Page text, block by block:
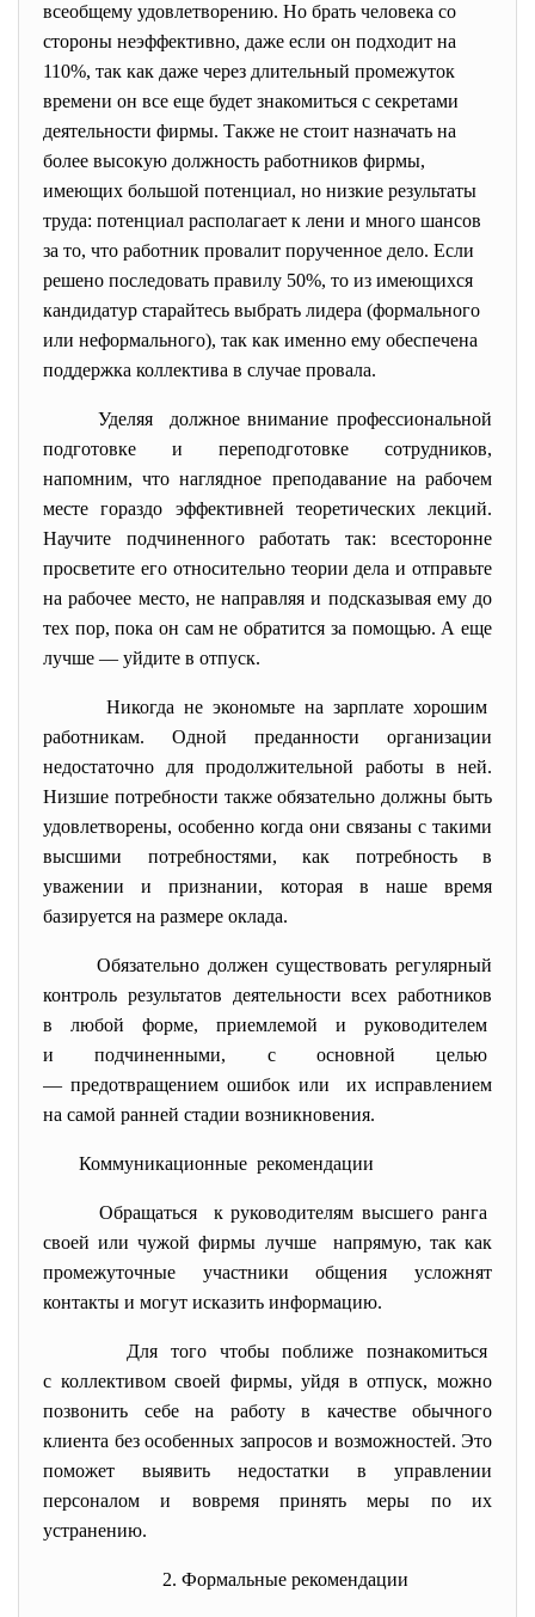
всеобщему удовлетворению. Но брать человека со
стороны неэффективно, даже если он подходит на
110%, так как даже через длительный промежуток
времени он все еще будет знакомиться с секретами
деятельности фирмы. Также не стоит назначать на
более высокую должность работников фирмы,
имеющих большой потенциал, но низкие результаты
труда: потенциал располагает к лени и много шансов
за то, что работник провалит порученное дело. Если
решено последовать правилу 50%, то из имеющихся
кандидатур старайтесь выбрать лидера (формального
или неформального), так как именно ему обеспечена
поддержка коллектива в случае провала.
Уделяя должное внимание профессиональной
подготовке и переподготовке сотрудников,
напомним, что наглядное преподавание на рабочем
месте гораздо эффективней теоретических лекций.
Научите подчиненного работать так: всесторонне
просветите его относительно теории дела и отправьте
на рабочее место, не направляя и подсказывая ему до
тех пор, пока он сам не обратится за помощью. А еще
лучше — уйдите в отпуск.
Никогда не экономьте на зарплате хорошим
работникам. Одной преданности организации
недостаточно для продолжительной работы в ней.
Низшие потребности также обязательно должны быть
удовлетворены, особенно когда они связаны с такими
высшими потребностями, как потребность в
уважении и признании, которая в наше время
базируется на размере оклада.
Обязательно должен существовать регулярный
контроль результатов деятельности всех работников
в любой форме, приемлемой и руководителем
и подчиненными, с основной целью
— предотвращением ошибок или их исправлением
на самой ранней стадии возникновения.
Коммуникационные рекомендации
Обращаться к руководителям высшего ранга
своей или чужой фирмы лучше напрямую, так как
промежуточные участники общения усложнят
контакты и могут исказить информацию.
Для того чтобы поближе познакомиться
с коллективом своей фирмы, уйдя в отпуск, можно
позвонить себе на работу в качестве обычного
клиента без особенных запросов и возможностей. Это
поможет выявить недостатки в управлении
персоналом и вовремя принять меры по их
устранению.
2. Формальные рекомендации